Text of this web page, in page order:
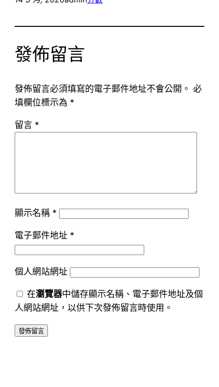
發佈留言
發佈留言必須填寫的電子郵件地址不會公開。 必
填欄位標示為 *
留言 *
顯示名稱 *
電子郵件地址 *
個人網站網址
在瀏覽器中儲存顯示名稱、電子郵件地址及個
人網站網址，以供下次發佈留言時使用。